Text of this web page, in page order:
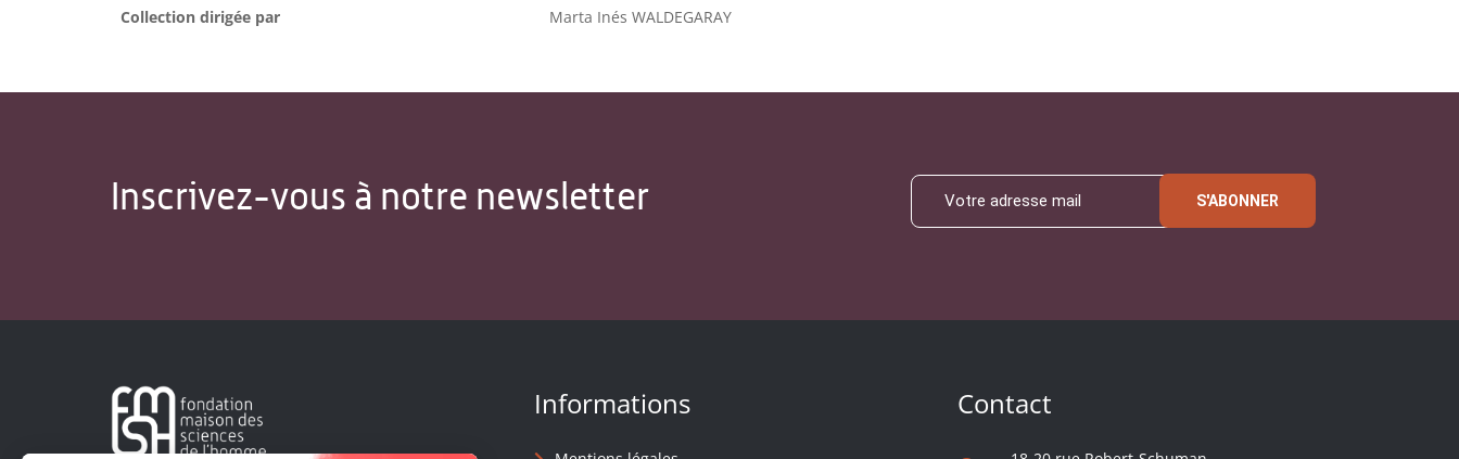
Collection dirigée par Marta Inés WALDEGARAY
Inscrivez-vous à notre newsletter S'ABONNER
Informations Contact